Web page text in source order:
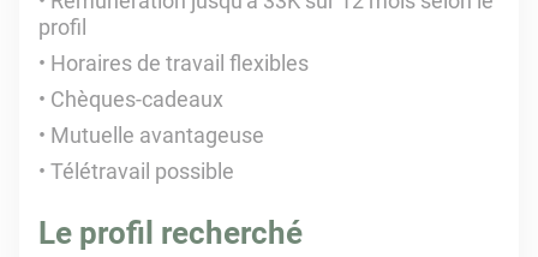
profil
Horaires de travail flexibles
Chèques-cadeaux
Mutuelle avantageuse
Télétravail possible
Le profil recherché